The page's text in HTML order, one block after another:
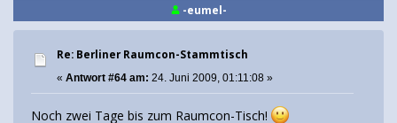
-eumel-
Re: Berliner Raumcon-Stammtisch
« Antwort #64 am: 24. Juni 2009, 01:11:08 »
Noch zwei Tage bis zum Raumcon-Tisch!